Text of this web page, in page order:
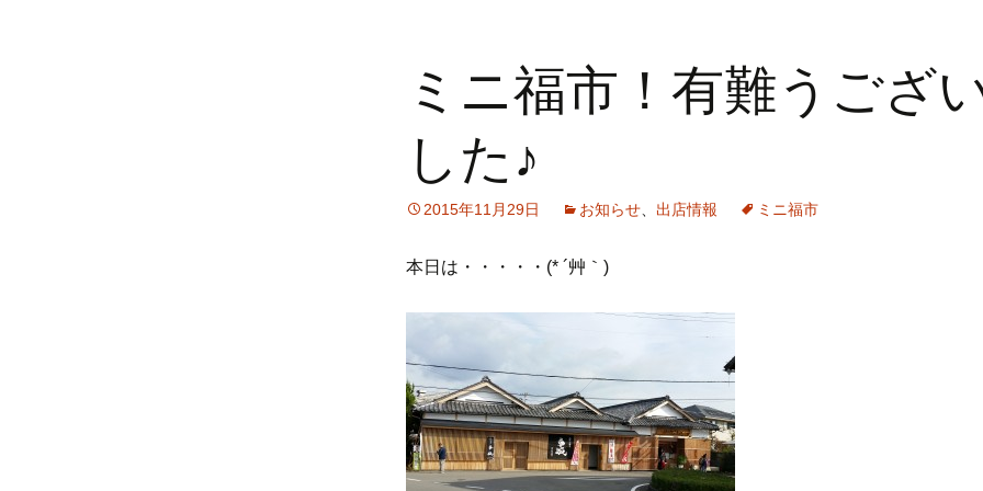
ミニ福市！有難うござ
した♪
2015年11月29日 お知らせ 出店情報 ミニ福市
本日は・・・・・(* ´艸｀)